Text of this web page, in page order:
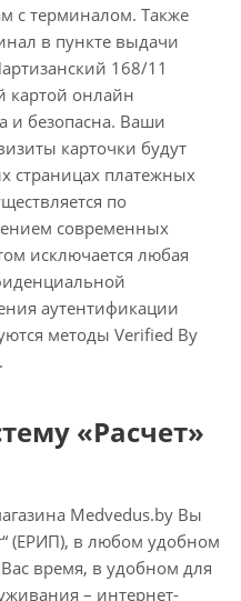
с терминалом. Также
в пункте выдачи
168/11
картой онлайн
и безопасна. Ваши
карточки будут
страницах платежных
по
современных
исключается любая
аутентификации
методы Verified By
«Расчет»
Medvedus.by Вы
(ЕРИП), в любом удобном
время, в удобном для
– интернет-